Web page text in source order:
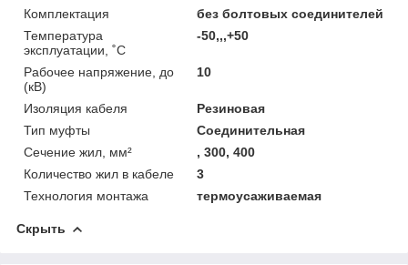
Комплектация
без болтовых соединителей
Температура
эксплуатации, ˚С
-50,,,+50
Рабочее напряжение, до
(кВ)
10
Изоляция кабеля
Резиновая
Тип муфты
Соединительная
Сечение жил, мм²
, 300, 400
Количество жил в кабеле
3
Технология монтажа
термоусаживаемая
Скрыть